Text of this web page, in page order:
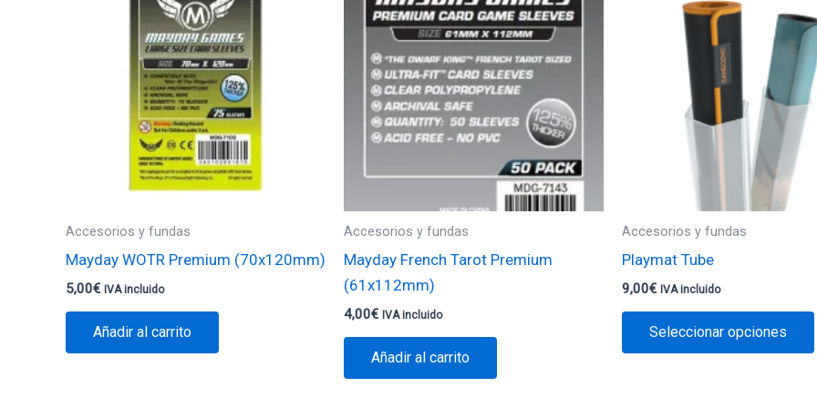
Accesorios y fundas
Mayday WOTR Premium (70x120mm)
5,00€ IVA incluido
Añadir al carrito
Accesorios y fundas
Mayday French Tarot Premium
(61x112mm)
4,00€ IVA incluido
Añadir al carrito
Accesorios y fundas
Playmat Tube
9,00€ IVA incluido
Seleccionar opciones